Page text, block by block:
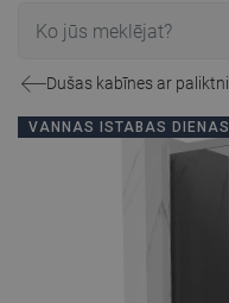
Dušas kabīnes ar paliktni
VANNAS ISTABAS DIENAS